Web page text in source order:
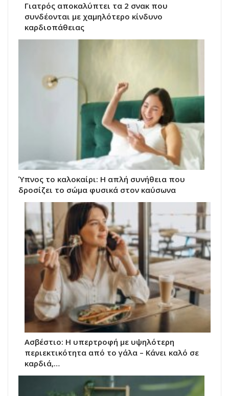
Γιατρός αποκαλύπτει τα 2 σνακ που
συνδέονται με χαμηλότερο κίνδυνο
καρδιοπάθειας
Ύπνος το καλοκαίρι: Η απλή συνήθεια που
δροσίζει το σώμα φυσικά στον καύσωνα
Ασβέστιο: Η υπερτροφή με υψηλότερη
περιεκτικότητα από το γάλα – Κάνει καλό σε
καρδιά,…